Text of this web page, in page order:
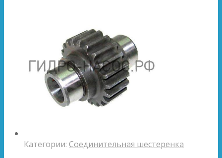
Категории: Соединительная шестеренка